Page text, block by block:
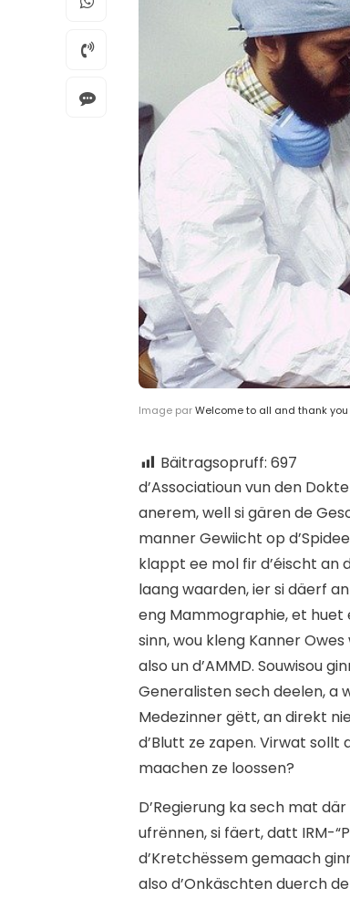
Image parWelcome to all and thank you
Bäitragsopruff: 697
d’Associatioun vun den
anerem, well si gären de
manner Gewiicht op
klappt ee mol fir d’éischt an
laang waarden, ier si däerf
eng Mammographie, et huet
sinn, wou kleng Kanner
also un d’AMMD. Souwisou
Generalisten sech deelen, a
Medezinner gëtt, an direkt
d’Blutt ze zapen. Virwat sollt
maachen ze loossen?
D’Regierung ka sech mat
ufrënnen, si fäert, datt IRM-
d’Kretchëssem gemaach
also d’Onkäschten duerch